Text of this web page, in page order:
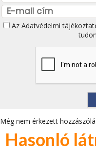
Az Adatvédelmi
Még nem érkezett
Hasonló